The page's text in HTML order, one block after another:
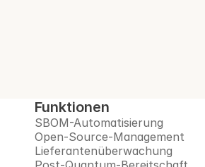
Funktionen
SBOM-Automatisierung
Open-Source-Management
Lieferantenüberwachung